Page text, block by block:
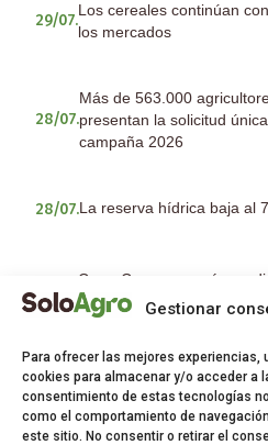
Gestionar
Para ofrecer las mejores
cookies para almacenar y/o acceder a
consentimiento de estas tecnologías
como el comportamiento de
este sitio. No consentir o retirar el
29/07.
Los cereales continúan
los mercados
28/07.
Más de 563.000
presentan la solicitud
campaña 2026
28/07.La reserva hídrica baja al
23/07.
Copa-Cogeca prevé una
producción europea de
oleaginosas y proteaginosas
Noticias